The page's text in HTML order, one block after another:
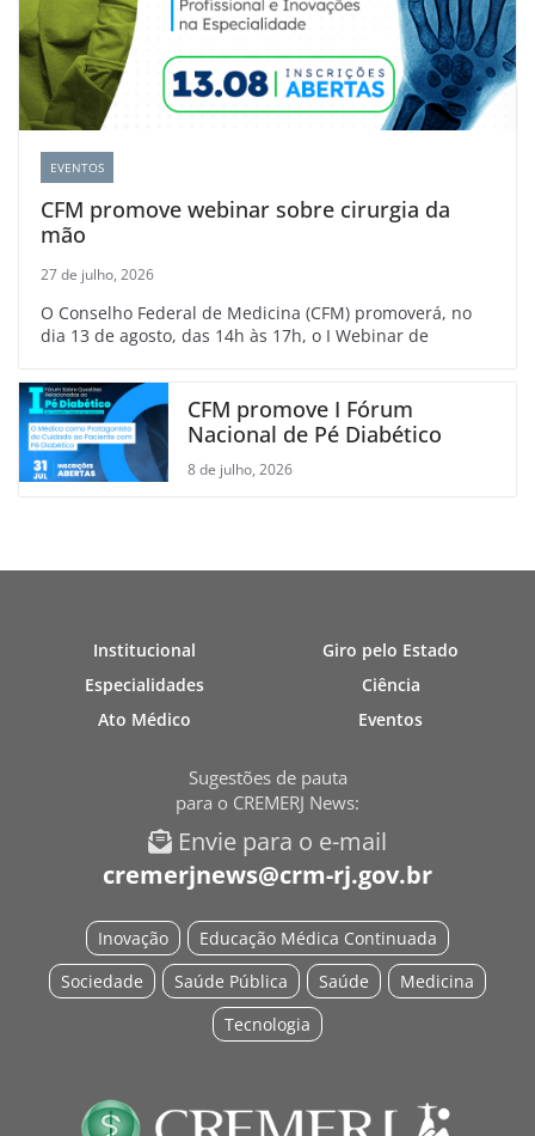
EVENTOS
CFM promove webinar sobre cirurgia da
mão
27 de julho, 2026
O Conselho Federal de Medicina (CFM) promoverá, no
dia 13 de agosto, das 14h às 17h, o I Webinar de
CFM promove I Fórum
Nacional de Pé Diabético
8 de julho, 2026
Institucional
Especialidades
Ato Médico
Giro pelo Estado
Ciência
Eventos
Sugestões de pauta
para o CREMERJ News:
Envie para o e-mail
cremerjnews@crm-rj.gov.br
Educação Médica Continuada
Inovação
Medicina
Saúde
Saúde Pública
Sociedade
Tecnologia